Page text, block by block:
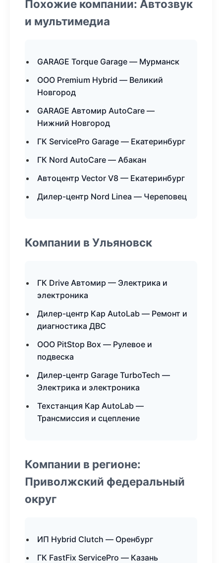
Похожие компании: Автозвук
и мультимедиа
GARAGE Torque Garage — Мурманск
ООО Premium Hybrid — Великий
Новгород
GARAGE Автомир AutoCare —
Нижний Новгород
ГК ServicePro Garage — Екатеринбург
ГК Nord AutoCare — Абакан
Автоцентр Vector V8 — Екатеринбург
Дилер-центр Nord Linea — Череповец
Компании в Ульяновск
ГК Drive Автомир — Электрика и
электроника
Дилер-центр Кар AutoLab — Ремонт и
диагностика ДВС
ООО PitStop Box — Рулевое и
подвеска
Дилер-центр Garage TurboTech —
Электрика и электроника
Техстанция Кар AutoLab —
Трансмиссия и сцепление
Компании в регионе:
Приволжский федеральный
округ
ИП Hybrid Clutch — Оренбург
ГК FastFix ServicePro — Казань